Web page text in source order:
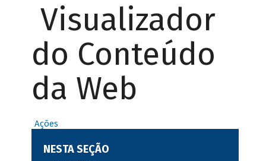
Visualizador
do Conteúdo
da Web
Ações
NESTA SEÇÃO